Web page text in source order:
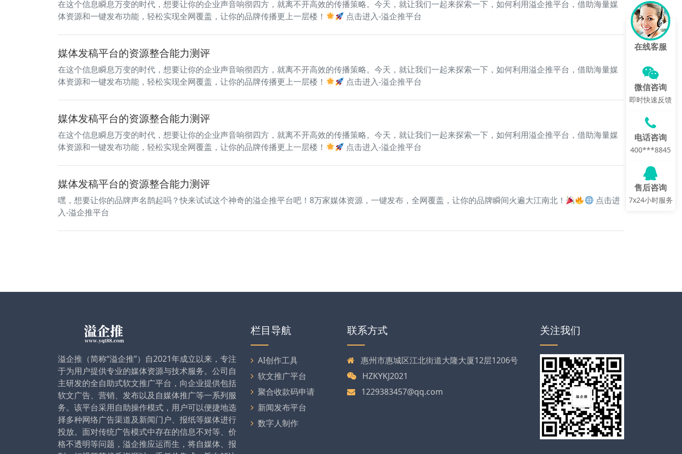
在这个信息瞬息万变的时代，想要让你的企业声音响彻四方，就离不开高效的传播策略。今天，就让我们一起来探索一下，如何利用溢企推平台，借助海量媒
体资源和一键发布功能，轻松实现全网覆盖，让你的品牌传播更上一层楼！
点击进入-溢企推平台
媒体发稿平台的资源整合能力测评
在这个信息瞬息万变的时代，想要让你的企业声音响彻四方，就离不开高效的传播策略。今天，就让我们一起来探索一下，如何利用溢企推平台，借助海量媒
体资源和一键发布功能，轻松实现全网覆盖，让你的品牌传播更上一层楼！
点击进入-溢企推平台
媒体发稿平台的资源整合能力测评
在这个信息瞬息万变的时代，想要让你的企业声音响彻四方，就离不开高效的传播策略。今天，就让我们一起来探索一下，如何利用溢企推平台，借助海量媒
体资源和一键发布功能，轻松实现全网覆盖，让你的品牌传播更上一层楼！
点击进入-溢企推平台
媒体发稿平台的资源整合能力测评
嘿，想要让你的品牌声名鹊起吗？快来试试这个神奇的溢企推平台吧！8万家媒体资源，一键发布，全网覆盖，让你的品牌瞬间火遍大江南北！
点击进
入-溢企推平台
溢企推（简称“溢企推”）自2021年成立以来，专注
于为用户提供专业的媒体资源与技术服务。公司自
主研发的全自助式软文推广平台，向企业提供包括
软文广告、营销、发布以及自媒体推广等一系列服
务。该平台采用自助操作模式，用户可以便捷地选
择多种网络广告渠道及新闻门户、报纸等媒体进行
投放。面对传统广告模式中存在的信息不对等、价
格不透明等问题，溢企推应运而生，将自媒体、报
栏目导航
AI创作工具
软文推广平台
聚合收款码申请
新闻发布平台
数字人制作
联系方式
惠州市惠城区江北街道大隆大厦12层1206号
HZKYKJ2021
1229383457@qq.com
关注我们
在线客服
微信咨询
即时快速反馈
电话咨询
400***8845
售后咨询
7x24小时服务